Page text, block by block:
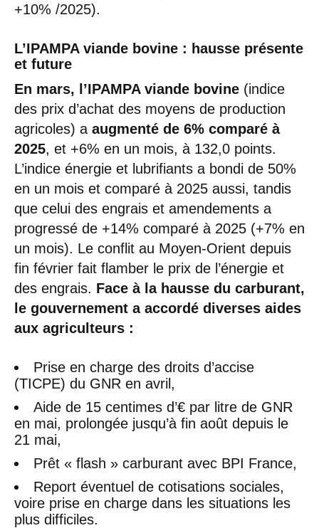
+10% /2025).
L’IPAMPA viande bovine : hausse présente
et future
En mars, l’IPAMPA viande bovine (indice
des prix d’achat des moyens de production
agricoles) a augmenté de 6% comparé à
2025, et +6% en un mois, à 132,0 points.
L’indice énergie et lubrifiants a bondi de 50%
en un mois et comparé à 2025 aussi, tandis
que celui des engrais et amendements a
progressé de +14% comparé à 2025 (+7% en
un mois). Le conflit au Moyen-Orient depuis
fin février fait flamber le prix de l’énergie et
des engrais. Face à la hausse du carburant,
le gouvernement a accordé diverses aides
aux agriculteurs :
Prise en charge des droits d’accise
(TICPE) du GNR en avril,
Aide de 15 centimes d’€ par litre de GNR
en mai, prolongée jusqu’à fin août depuis le
21 mai,
Prêt « flash » carburant avec BPI France,
Report éventuel de cotisations sociales,
voire prise en charge dans les situations les
plus difficiles.